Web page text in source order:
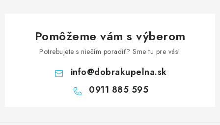
Pomôžeme vám s výberom
Potrebujete s niečím poradiť? Sme tu pre vás!
info@dobrakupelna.sk
0911 885 595